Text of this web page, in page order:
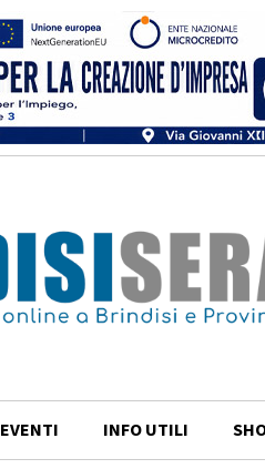
EVENTI INFO UTILI